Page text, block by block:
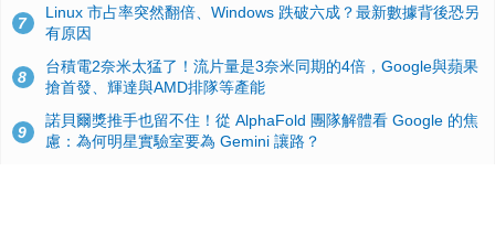
7
Linux 市占率突然翻倍、Windows 跌破六成？最新數據背後恐另
有原因
8
台積電2奈米太猛了！流片量是3奈米同期的4倍，Google與蘋果
搶首發、輝達與AMD排隊等產能
9
諾貝爾獎推手也留不住！從 AlphaFold 團隊解體看 Google 的焦
慮：為何明星實驗室要為 Gemini 讓路？